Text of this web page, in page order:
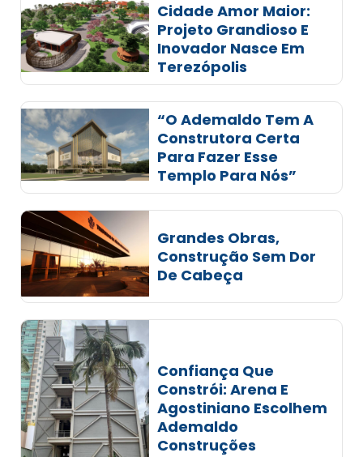
Cidade Amor Maior:
Projeto Grandioso E
Inovador Nasce Em
Terezópolis
“O Ademaldo Tem A
Construtora Certa
Para Fazer Esse
Templo Para Nós”
Grandes Obras,
Construção Sem Dor
De Cabeça
Confiança Que
Constrói: Arena E
Agostiniano Escolhem
Ademaldo
Construções